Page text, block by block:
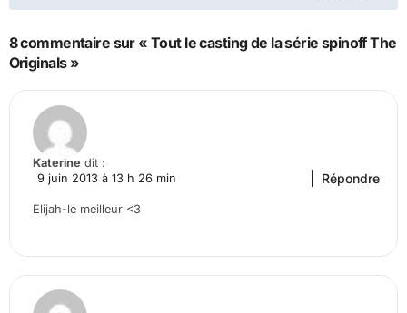
8 commentaire sur « Tout le casting de la série spinoff The
Originals »
Katerine dit :
9 juin 2013 à 13 h 26 min
Elijah-le meilleur <3
Répondre